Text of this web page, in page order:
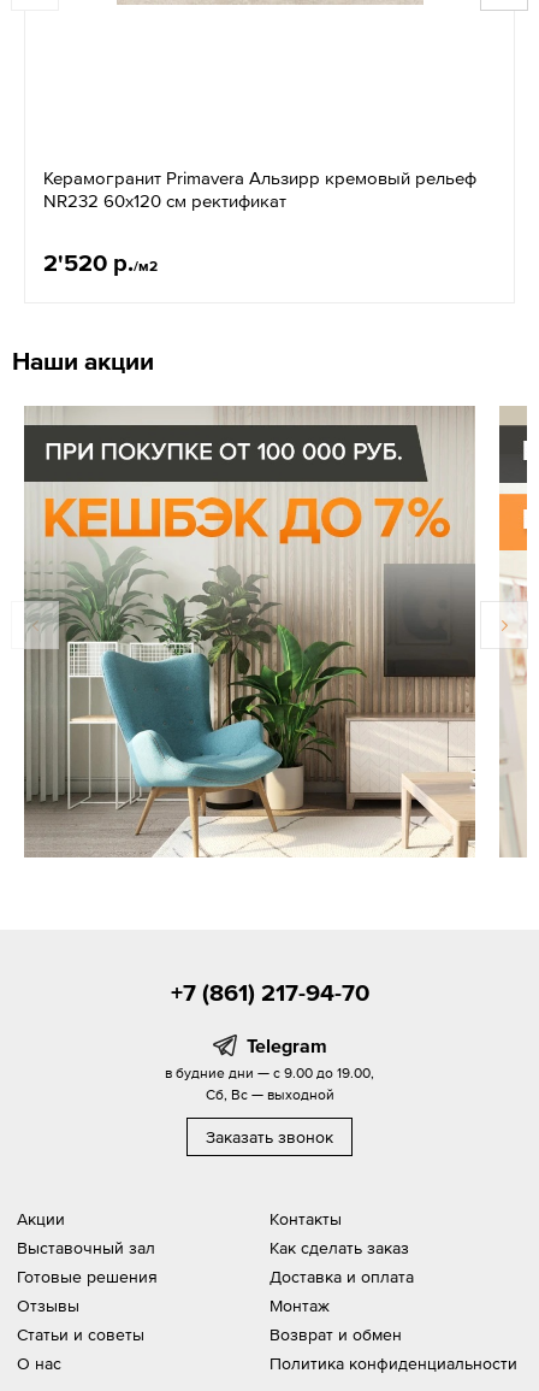
Керамогранит Primavera Альзирр кремовый рельеф
NR232 60x120 см ректификат
2'520 р./м2
Наши акции
Акции
Выставочный зал
Готовые решения
Отзывы
Статьи и советы
О нас
Контакты
Как сделать заказ
Доставка и оплата
Монтаж
Возврат и обмен
Политика конфиденциальности
+7 (861) 217-94-70
Telegram
в будние дни — с 9.00 до 19.00,
Сб, Вс — выходной
Заказать звонок